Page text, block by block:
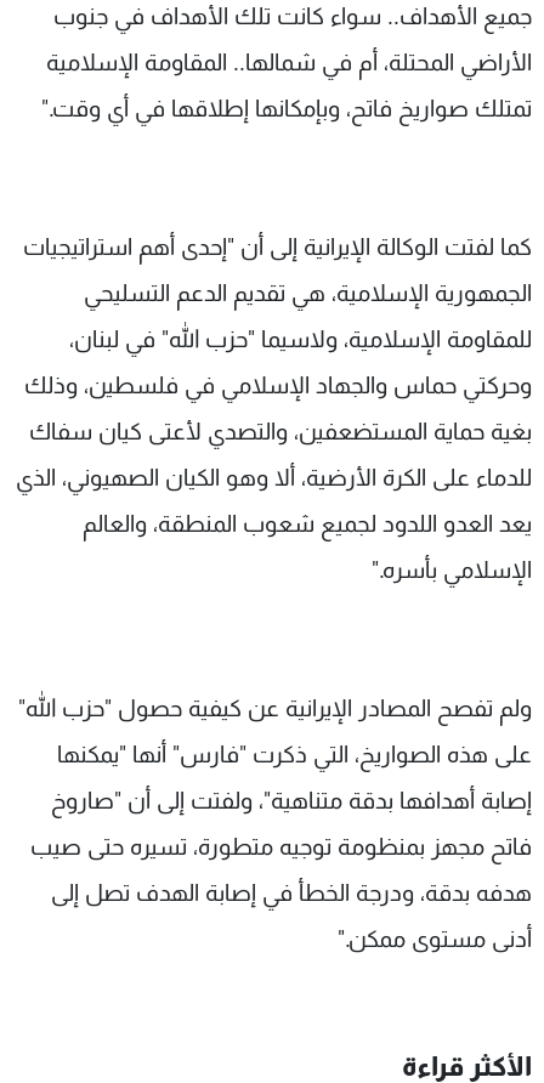
جميع الأهداف.. سواء كانت تلك الأهداف في جنوب
الأراضي المحتلة، أم في شمالها.. المقاومة الإسلامية
تمتلك صواريخ فاتح، وبإمكانها إطلاقها في أي وقت."
كما لفتت الوكالة الإيرانية إلى أن "إحدى أهم استراتيجيات
الجمهورية الإسلامية، هي تقديم الدعم التسليحي
للمقاومة الإسلامية، ولاسيما "حزب الله" في لبنان،
وحركتي حماس والجهاد الإسلامي في فلسطين، وذلك
بغية حماية المستضعفين، والتصدي لأعتى كيان سفاك
للدماء على الكرة الأرضية، ألا وهو الكيان الصهيوني، الذي
يعد العدو اللدود لجميع شعوب المنطقة، والعالم
الإسلامي بأسره."
ولم تفصح المصادر الإيرانية عن كيفية حصول "حزب الله"
على هذه الصواريخ، التي ذكرت "فارس" أنها "يمكنها
إصابة أهدافها بدقة متناهية"، ولفتت إلى أن "صاروخ
فاتح مجهز بمنظومة توجيه متطورة، تسيره حتى صيب
هدفه بدقة، ودرجة الخطأ في إصابة الهدف تصل إلى
أدنى مستوى ممكن."
الأكثر قراءة